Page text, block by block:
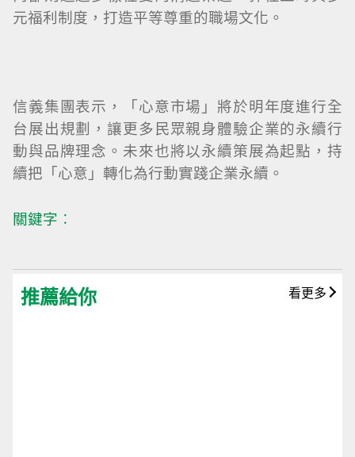
元福利制度，打造平等尊重的職場文化。
信義集團表示，「心意市場」將於明年度進行全
台展出規劃，讓更多民眾親身體驗企業的永續行
動與品牌理念。未來也將以永續策展為起點，持
續把「心意」轉化為行動實踐企業永續。
關鍵字︰
推薦給你 看更多